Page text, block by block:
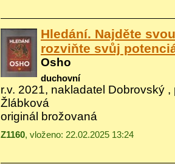
Hledání. Najděte
rozviňte svůj
Osho
duchovní
r.v. 2021, nakladatel Dobrovský ,
Žlábková
originál brožovaná
Z1160, vloženo: 22.02.2025 13:24